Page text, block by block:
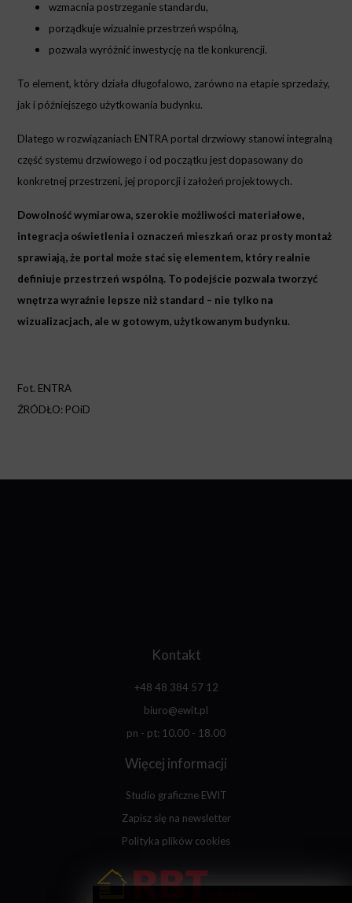
wzmacnia postrzeganie standardu,
porządkuje wizualnie przestrzeń wspólną,
pozwala wyróżnić inwestycję na tle konkurencji.
To element, który działa długofalowo, zarówno na etapie sprzedaży,
jak i późniejszego użytkowania budynku.
Dlatego w rozwiązaniach ENTRA portal drzwiowy stanowi integralną
część systemu drzwiowego i od początku jest dopasowany do
konkretnej przestrzeni, jej proporcji i założeń projektowych.
Dowolność wymiarowa, szerokie możliwości materiałowe,
integracja oświetlenia i oznaczeń mieszkań oraz prosty montaż
sprawiają, że portal może stać się elementem, który realnie
definiuje przestrzeń wspólną. To podejście pozwala tworzyć
wnętrza wyraźnie lepsze niż standard – nie tylko na
wizualizacjach, ale w gotowym, użytkowanym budynku.
Fot. ENTRA
ŹRÓDŁO: POiD
Kontakt
+48 48 384 57 12
biuro@ewit.pl
pn - pt: 10.00 - 18.00
Więcej informacji
Studio graficzne EWIT
Zapisz się na newsletter
Polityka plików cookies